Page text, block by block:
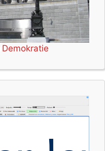
Demokratie